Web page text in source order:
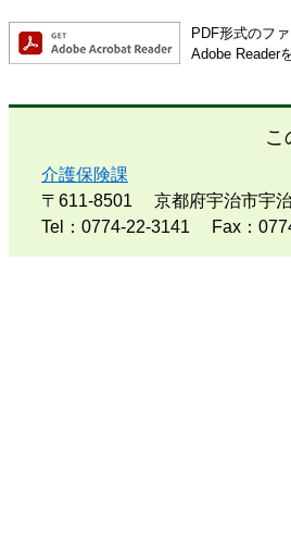
PDF形式のフ
Adobe Reader
こ
介護保険課
〒611-8501
京都府宇治市宇
Tel：0774-22-3141
Fax：